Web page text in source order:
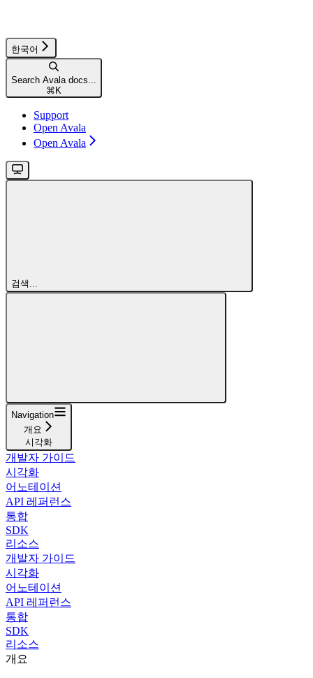
한국어
Search Avala docs...
⌘ K
Support
Open Avala
Open Avala
검색...
Navigation
개요
시각화
개발자 가이드
시각화
어노테이션
API 레퍼런스
통합
SDK
리소스
개발자 가이드
시각화
어노테이션
API 레퍼런스
통합
SDK
리소스
개요